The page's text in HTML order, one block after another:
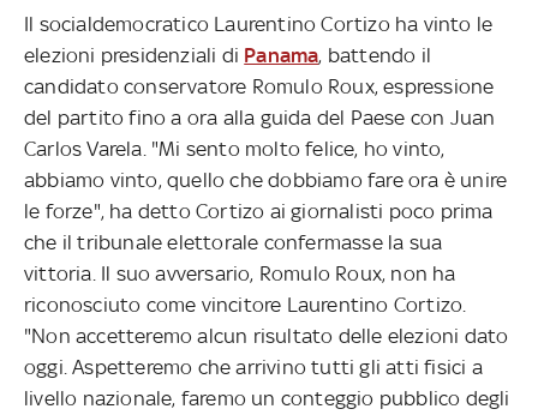
Il socialdemocratico Laurentino Cortizo ha vinto le
elezioni presidenziali di Panama, battendo il
candidato conservatore Romulo Roux, espressione
del partito fino a ora alla guida del Paese con Juan
Carlos Varela. "Mi sento molto felice, ho vinto,
abbiamo vinto, quello che dobbiamo fare ora è unire
le forze", ha detto Cortizo ai giornalisti poco prima
che il tribunale elettorale confermasse la sua
vittoria. Il suo avversario, Romulo Roux, non ha
riconosciuto come vincitore Laurentino Cortizo.
"Non accetteremo alcun risultato delle elezioni dato
oggi. Aspetteremo che arrivino tutti gli atti fisici a
livello nazionale, faremo un conteggio pubblico degli